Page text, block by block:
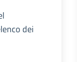
dei